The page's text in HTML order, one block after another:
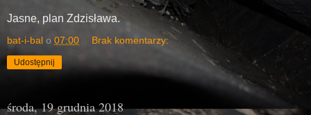
Jasne, plan Zdzisława.
bat-i-bal o 07:00 Brak komentarzy:
Udostępnij
środa, 19 grudnia 2018